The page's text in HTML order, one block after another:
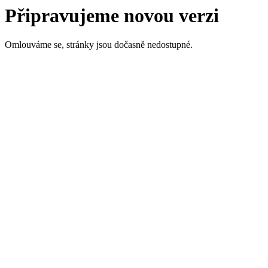
Připravujeme novou verzi
Omlouváme se, stránky jsou dočasně nedostupné.